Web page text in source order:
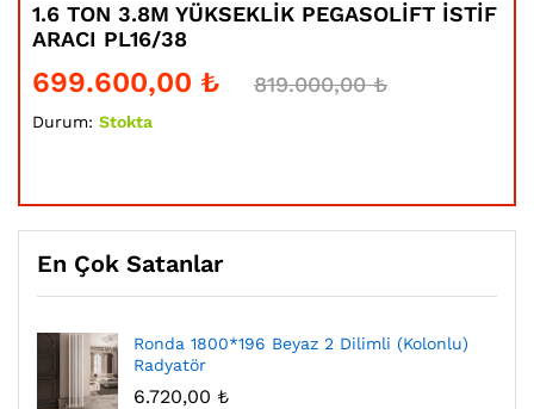
1.6 TON 3.8M YÜKSEKLİK PEGASOLİFT İSTİF
ARACI PL16/38
699.600,00 ₺ 819.000,00₺
Durum: Stokta
En Çok Satanlar
Ronda 1800*196 Beyaz 2 Dilimli (Kolonlu)
Radyatör
6.720,00 ₺